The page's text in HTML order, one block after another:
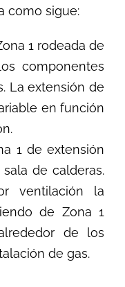
como sigue:
1 rodeada de
componentes
La extensión de
en función
1 de extensión
de calderas.
ventilación la
de Zona 1
de los
de gas.